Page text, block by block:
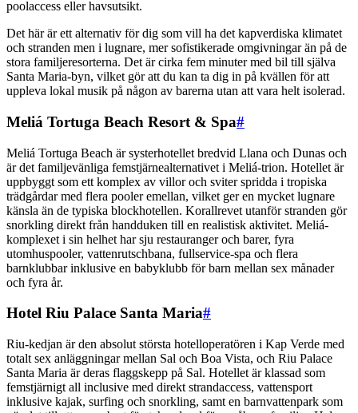
poolaccess eller havsutsikt.
Det här är ett alternativ för dig som vill ha det kapverdiska klimatet
och stranden men i lugnare, mer sofistikerade omgivningar än på de
stora familjeresorterna. Det är cirka fem minuter med bil till själva
Santa Maria-byn, vilket gör att du kan ta dig in på kvällen för att
uppleva lokal musik på någon av barerna utan att vara helt isolerad.
Meliá Tortuga Beach Resort & Spa#
Meliá Tortuga Beach är systerhotellet bredvid Llana och Dunas och
är det familjevänliga femstjärnealternativet i Meliá-trion. Hotellet är
uppbyggt som ett komplex av villor och sviter spridda i tropiska
trädgårdar med flera pooler emellan, vilket ger en mycket lugnare
känsla än de typiska blockhotellen. Korallrevet utanför stranden gör
snorkling direkt från handduken till en realistisk aktivitet. Meliá-
komplexet i sin helhet har sju restauranger och barer, fyra
utomhuspooler, vattenrutschbana, fullservice-spa och flera
barnklubbar inklusive en babyklubb för barn mellan sex månader
och fyra år.
Hotel Riu Palace Santa Maria#
Riu-kedjan är den absolut största hotelloperatören i Kap Verde med
totalt sex anläggningar mellan Sal och Boa Vista, och Riu Palace
Santa Maria är deras flaggskepp på Sal. Hotellet är klassad som
femstjärnigt all inclusive med direkt strandaccess, vattensport
inklusive kajak, surfing och snorkling, samt en barnvattenpark som